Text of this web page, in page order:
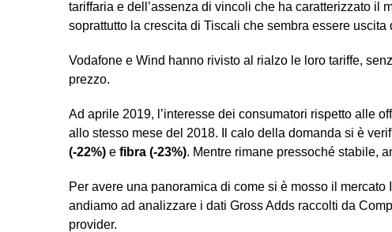
tariffaria e dell’assenza di vincoli che ha caratterizzato il
soprattutto la crescita di Tiscali che sembra essere
Vodafone e Wind hanno rivisto al rialzo le loro tariffe,
prezzo.
Ad aprile 2019, l’interesse dei consumatori rispetto alle
allo stesso mese del 2018. Il calo della domanda si è
(-22%) e fibra (-23%). Mentre rimane pressoché stabile,
Per avere una panoramica di come si è mosso il
andiamo ad analizzare i dati Gross Adds raccolti da
provider.